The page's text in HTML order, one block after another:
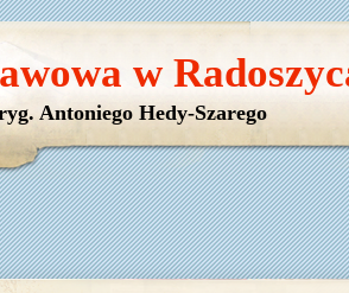
w
Antoniego Hedy-Szarego